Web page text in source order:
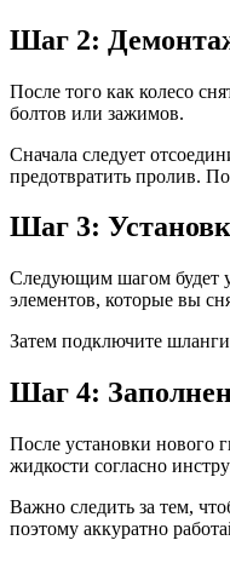
Шаг 2:
После того как колесо
болтов или зажимов.
Сначала следует
предотвратить пролив.
Шаг 3:
Следующим шагом будет
элементов, которые вы
Затем подключите
Шаг 4:
После установки нового
жидкости согласно
Важно следить за тем,
поэтому аккуратно